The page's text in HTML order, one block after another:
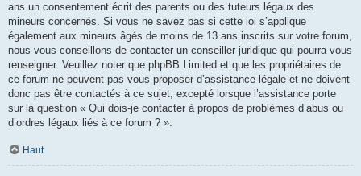
ans un consentement écrit des parents ou des tuteurs légaux des
mineurs concernés. Si vous ne savez pas si cette loi s’applique
également aux mineurs âgés de moins de 13 ans inscrits sur votre forum,
nous vous conseillons de contacter un conseiller juridique qui pourra vous
renseigner. Veuillez noter que phpBB Limited et que les propriétaires de
ce forum ne peuvent pas vous proposer d’assistance légale et ne doivent
donc pas être contactés à ce sujet, excepté lorsque l’assistance porte
sur la question « Qui dois-je contacter à propos de problèmes d’abus ou
d’ordres légaux liés à ce forum ? ».
Haut